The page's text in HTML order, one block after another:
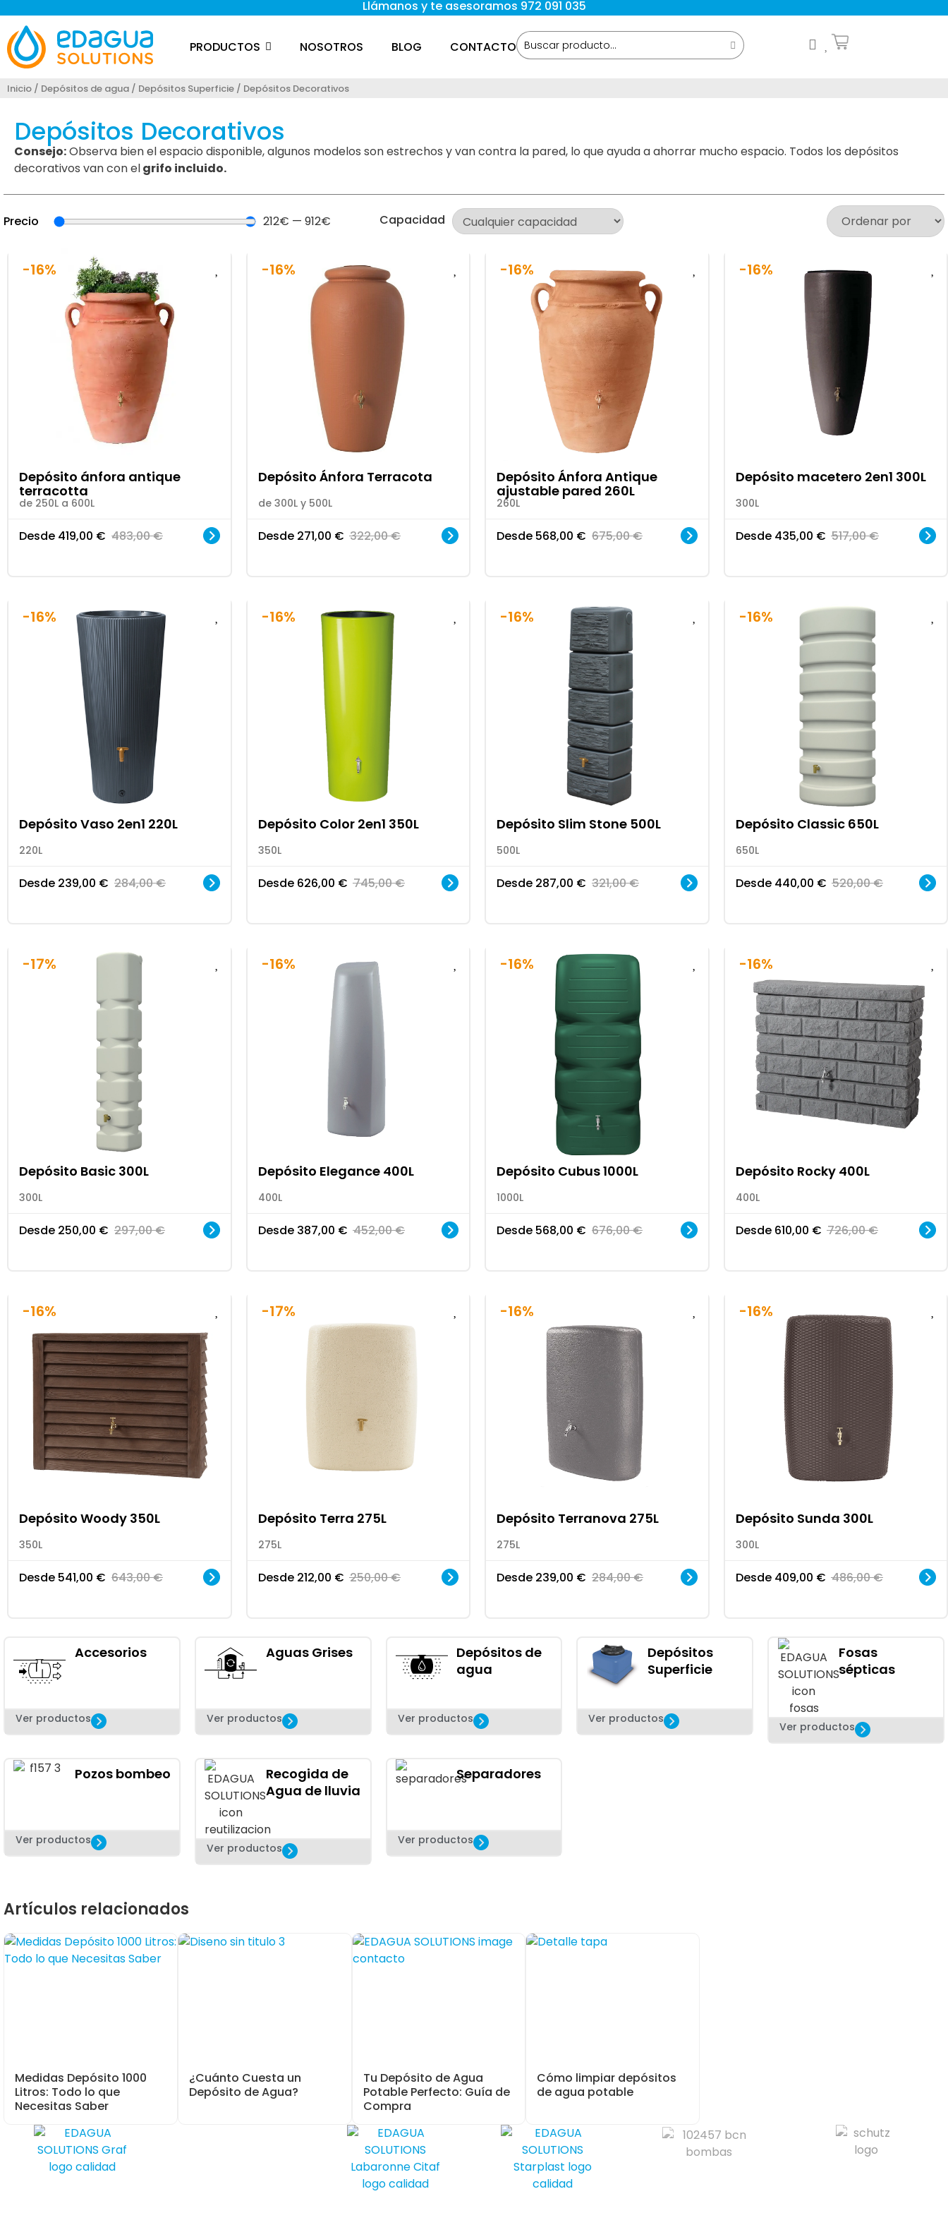
Llámanos y te asesoramos 972 091 035
PRODUCTOS NOSOTROS BLOG CONTACTO
Inicio / Depósitos de agua / Depósitos Superficie / Depósitos Decorativos
Depósitos Decorativos
Consejo:Observa bien el espacio disponible, algunos modelos son estrechos y van contra la pared, lo que ayuda a ahorrar mucho espacio. Todos los depósitos
decorativos van con elgrifo incluido.
Precio 212€ —912€ Capacidad
-16%
Depósito ánfora antique
terracotta
de 250L a 600L
Desde 419,00 € 483,00€
-16%
Depósito Ánfora Terracota
de 300L y 500L
Desde 271,00 € 322,00€
-16%
Depósito Ánfora Antique
ajustable pared 260L
260L
Desde 568,00 € 675,00€
-16%
Depósito macetero 2en1 300L
300L
Desde 435,00 € 517,00€
-16%
Depósito Vaso 2en1 220L
220L
Desde 239,00 € 284,00€
-16%
Depósito Color 2en1 350L
350L
Desde 626,00 € 745,00€
-16%
Depósito Slim Stone 500L
500L
Desde 287,00 € 321,00€
-16%
Depósito Classic 650L
650L
Desde 440,00 € 520,00€
-17%
Depósito Basic 300L
300L
Desde 250,00 € 297,00€
-16%
Depósito Elegance 400L
400L
Desde 387,00 € 452,00€
-16%
Depósito Cubus 1000L
1000L
Desde 568,00 € 676,00€
-16%
Depósito Rocky 400L
400L
Desde 610,00 € 726,00€
-16%
Depósito Woody 350L
350L
Desde 541,00 € 643,00€
-17%
Depósito Terra 275L
275L
Desde 212,00 € 250,00€
-16%
Depósito Terranova 275L
275L
Desde 239,00 € 284,00€
-16%
Depósito Sunda 300L
300L
Desde 409,00 € 486,00€
Accesorios
Ver productos
Aguas Grises
Ver productos
Depósitos de
agua
Ver productos
Depósitos
Superficie
Ver productos
Fosas
sépticas
Ver productos
Pozos bombeo
Ver productos
Recogida de
Agua de lluvia
Ver productos
Separadores
Ver productos
Artículos relacionados
Medidas Depósito 1000
Litros: Todo lo que
Necesitas Saber
¿Cuánto Cuesta un
Depósito de Agua?
Tu Depósito de Agua
Potable Perfecto: Guía de
Compra
Cómo limpiar depósitos
de agua potable